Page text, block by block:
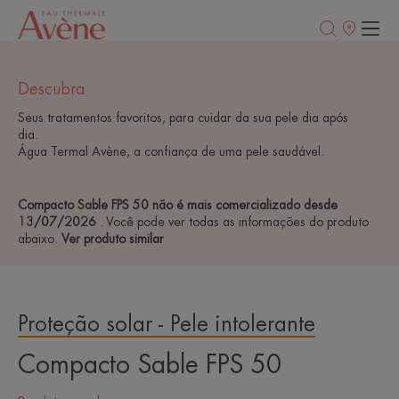
Pontos
Compacto Sable FPS 50 não é mais comercializado desde
13/07/2026
. Você pode ver todas as informações do produto
abaixo. Ver produto similar
Descubra
Seus tratamentos favoritos, para cuidar da sua pele dia após
dia.
Água Termal Avène, a confiança de uma pele saudável.
Proteção solar - Pele intolerante
Compacto Sable FPS 50